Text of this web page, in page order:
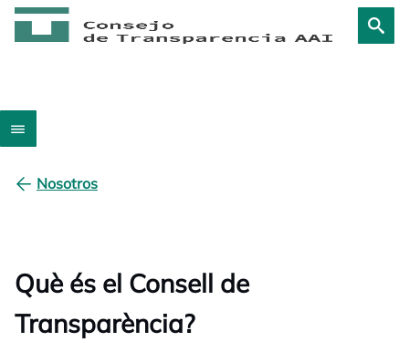
Nosotros
Què és el Consell de
Transparència?